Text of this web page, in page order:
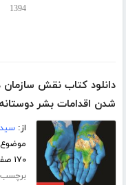
1394
دانلود کتاب نقش سازمان
شدن اقدامات بشر دوستانه
از:
۱۷۰ صفحه